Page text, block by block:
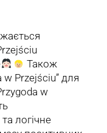
Також
w Przejściu” для
w
логічне